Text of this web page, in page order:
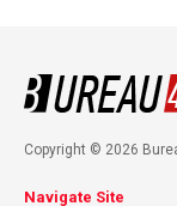
Copyright © 2026
Navigate Site